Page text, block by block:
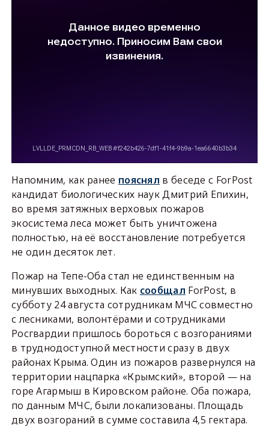
Напомним, как ранее пояснял в беседе с ForPost
кандидат биологических наук Дмитрий Епихин,
во время затяжных верховых пожаров
экосистема леса может быть уничтожена
полностью, на её восстановление потребуется
не один десяток лет.
Пожар на Тепе-Оба стал не единственным на
минувших выходных. Как сообщал ForPost, в
субботу 24 августа сотрудникам МЧС совместно
с лесниками, волонтёрами и сотрудниками
Росгвардии пришлось бороться с возгораниями
в труднодоступной местности сразу в двух
районах Крыма. Один из пожаров развернулся на
территории нацпарка «Крымский», второй — на
горе Агармыш в Кировском районе. Оба пожара,
по данным МЧС, были локализованы. Площадь
двух возгораний в сумме составила 4,5 гектара.